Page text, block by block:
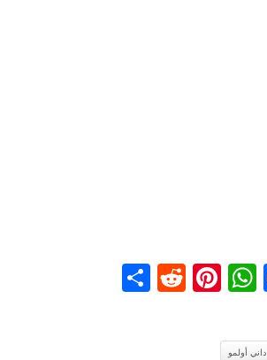
Facebook
WhatsApp
Pinterest
Reddit
داني أولمو